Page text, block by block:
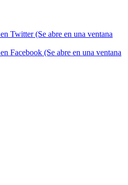
Twitter (Se abre en una ventana
Facebook (Se abre en una ventana